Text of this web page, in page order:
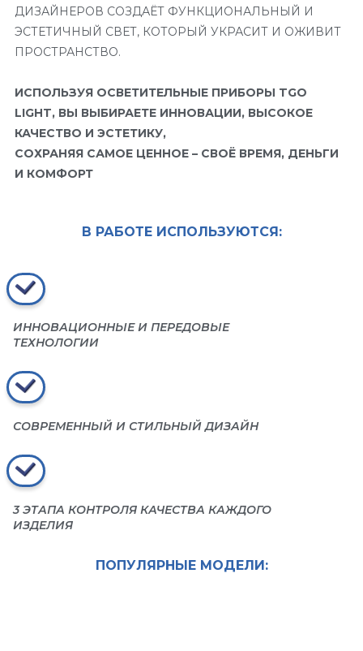
ДИЗАЙНЕРОВ СОЗДАЁТ ФУНКЦИОНАЛЬНЫЙ И
ЭСТЕТИЧНЫЙ СВЕТ, КОТОРЫЙ УКРАСИТ И ОЖИВИТ
ПРОСТРАНСТВО.
ИСПОЛЬЗУЯ ОСВЕТИТЕЛЬНЫЕ ПРИБОРЫ TGO
LIGHT, ВЫ ВЫБИРАЕТЕ ИННОВАЦИИ, ВЫСОКОЕ
КАЧЕСТВО И ЭСТЕТИКУ,
СОХРАНЯЯ САМОЕ ЦЕННОЕ – СВОЁ ВРЕМЯ, ДЕНЬГИ
И КОМФОРТ
В РАБОТЕ ИСПОЛЬЗУЮТСЯ:
ИННОВАЦИОННЫЕ И ПЕРЕДОВЫЕ
ТЕХНОЛОГИИ
СОВРЕМЕННЫЙ И СТИЛЬНЫЙ ДИЗАЙН
3 ЭТАПА КОНТРОЛЯ КАЧЕСТВА КАЖДОГО
ИЗДЕЛИЯ
ПОПУЛЯРНЫЕ МОДЕЛИ: